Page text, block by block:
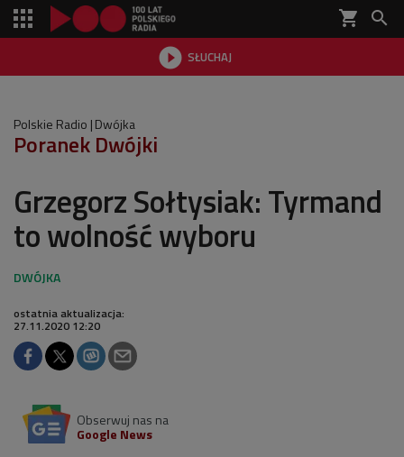
shopping_cart 
 SŁUCHAJ

Polskie Radio Dwójka
Poranek Dwójki
Grzegorz Sołtysiak: Tyrmand
to wolność wyboru
ostatnia aktualizacja:
27.11.2020 12:20
Obserwuj nas na
Google News